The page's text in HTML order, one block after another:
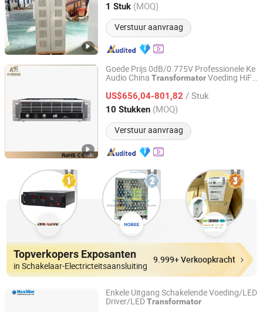
1 Stuk (MOQ)
Verstuur aanvraag
Shandong, China Sinds 2025
Goede Prijs 0dB/0.775V Professionele Ke
Audio China TransformatorVoeding HiFi
US$656,04-801,82 / Stuk
10 Stukken (MOQ)
Verstuur aanvraag
Guangzhou Ke Audio Equipment Co., Ltd.
Guangdong, China Sinds 2025
Topverkopers Exposanten
in Schakelaar-Electricteitsaansluiting
9.999+ Verkoopkracht
Enkele Uitgang Schakelende Voeding/LED
Driver/LEDTransformator
Shenzhen Maxblue Lighting Co., Ltd.